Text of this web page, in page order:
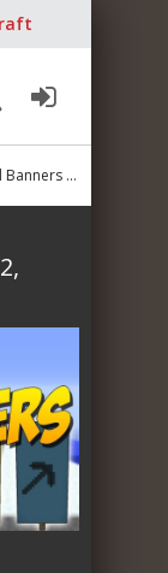
[1.20.4, 1.20.2, 1.20.1]